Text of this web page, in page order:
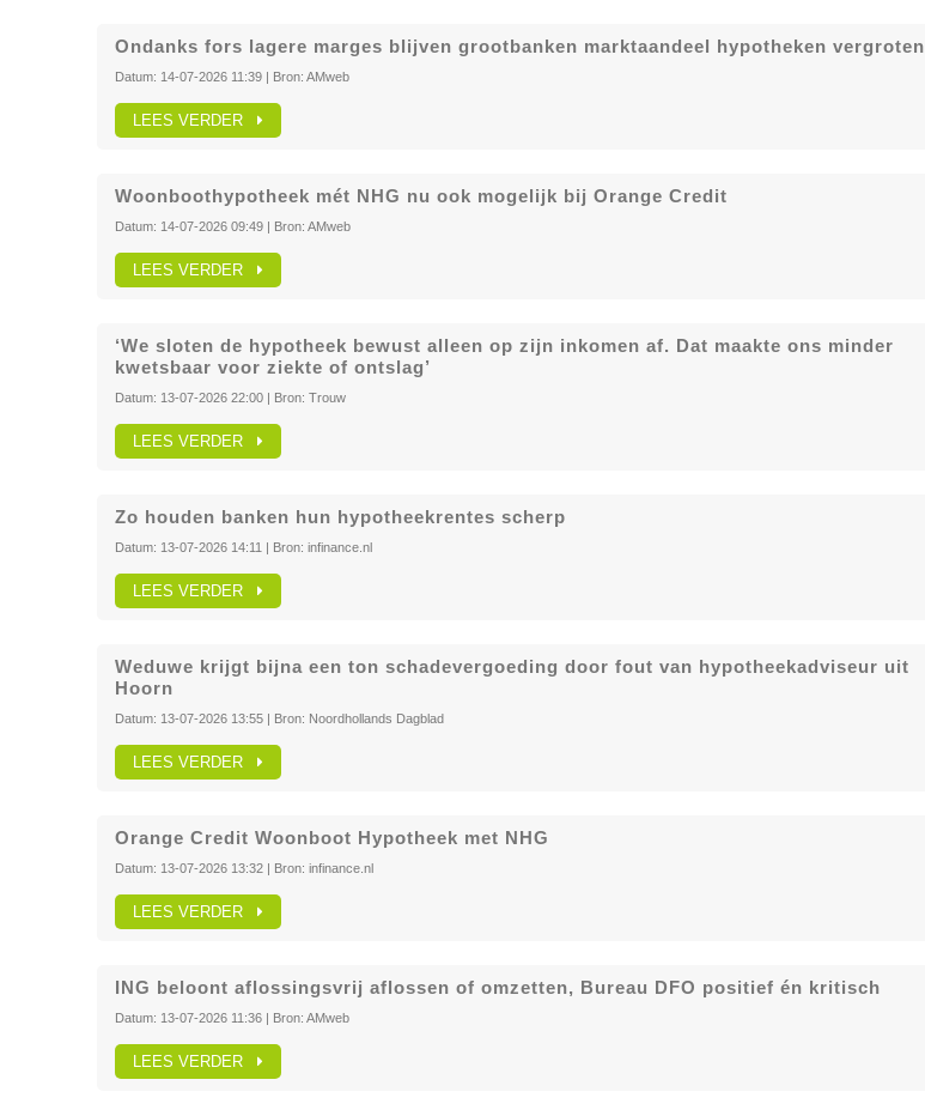
Ondanks fors lagere marges blijven grootbanken marktaandeel hypotheken vergroten
Datum: 14-07-2026 11:39| Bron: AMweb
LEES VERDER
Woonboothypotheek mét NHG nu ook mogelijk bij Orange Credit
Datum: 14-07-2026 09:49| Bron: AMweb
LEES VERDER
‘We sloten de hypotheek bewust alleen op zijn inkomen af. Dat maakte ons minder
kwetsbaar voor ziekte of ontslag’
Datum: 13-07-2026 22:00| Bron: Trouw
LEES VERDER
Zo houden banken hun hypotheekrentes scherp
Datum: 13-07-2026 14:11 | Bron: infinance.nl
LEES VERDER
Weduwe krijgt bijna een ton schadevergoeding door fout van hypotheekadviseur uit
Hoorn
Datum: 13-07-2026 13:55| Bron: Noordhollands Dagblad
LEES VERDER
Orange Credit Woonboot Hypotheek met NHG
Datum: 13-07-2026 13:32| Bron: infinance.nl
LEES VERDER
ING beloont aflossingsvrij aflossen of omzetten, Bureau DFO positief én kritisch
Datum: 13-07-2026 11:36| Bron: AMweb
LEES VERDER